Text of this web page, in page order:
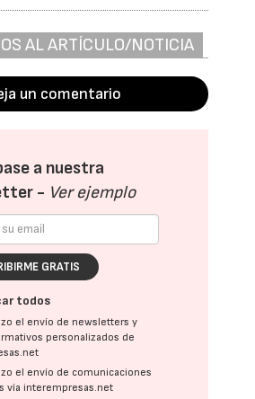
AL ARTÍCULO/NOTICIA
un comentario
a nuestra
- Ver ejemplo
GRATIS
todos
el envío de newsletters y
personalizados de
el envío de comunicaciones
vía interempresas.net